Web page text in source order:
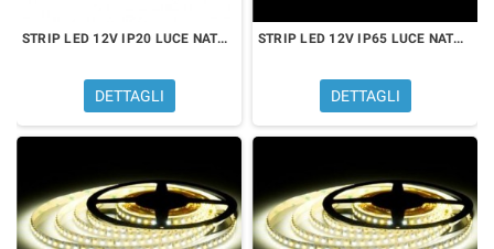
STRIP LED 12V IP20 LUCE NATURALE
DETTAGLI
STRIP LED 12V IP65 LUCE NATURALE
DETTAGLI